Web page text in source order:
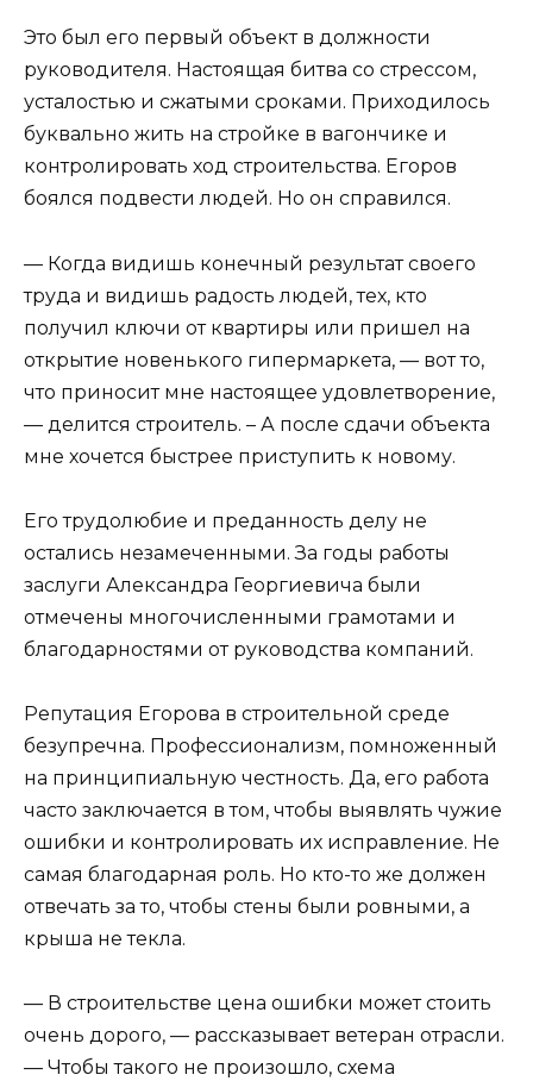
Это был его первый объект в должности
руководителя. Настоящая битва со стрессом,
усталостью и сжатыми сроками. Приходилось
буквально жить на стройке в вагончике и
контролировать ход строительства. Егоров
боялся подвести людей. Но он справился.
— Когда видишь конечный результат своего
труда и видишь радость людей, тех, кто
получил ключи от квартиры или пришел на
открытие новенького гипермаркета, — вот то,
что приносит мне настоящее удовлетворение,
— делится строитель. – А после сдачи объекта
мне хочется быстрее приступить к новому.
Его трудолюбие и преданность делу не
остались незамеченными. За годы работы
заслуги Александра Георгиевича были
отмечены многочисленными грамотами и
благодарностями от руководства компаний.
Репутация Егорова в строительной среде
безупречна. Профессионализм, помноженный
на принципиальную честность. Да, его работа
часто заключается в том, чтобы выявлять чужие
ошибки и контролировать их исправление. Не
самая благодарная роль. Но кто-то же должен
отвечать за то, чтобы стены были ровными, а
крыша не текла.
— В строительстве цена ошибки может стоить
очень дорого, — рассказывает ветеран отрасли.
— Чтобы такого не произошло, схема